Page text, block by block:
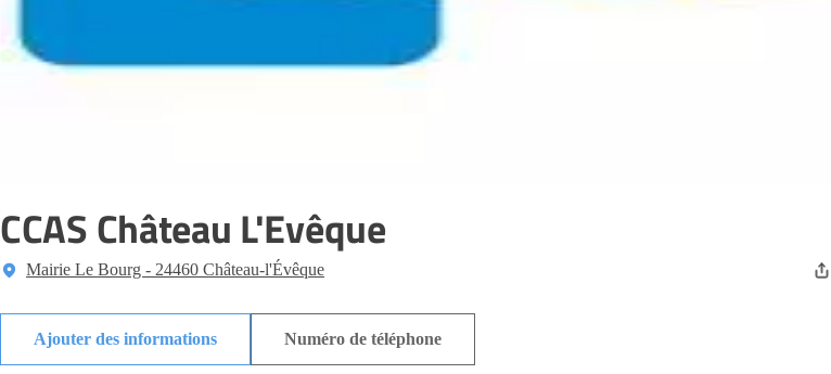
CCAS Château L'Evêque
Mairie Le Bourg - 24460 Château-l'Évêque
Ajouter des informations Numéro de téléphone